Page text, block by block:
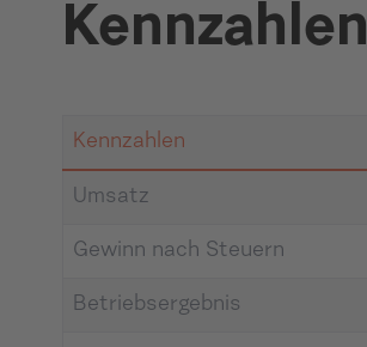
Kennzahlen
Kennzahlen
Umsatz
Gewinn nach Steuern
Betriebsergebnis